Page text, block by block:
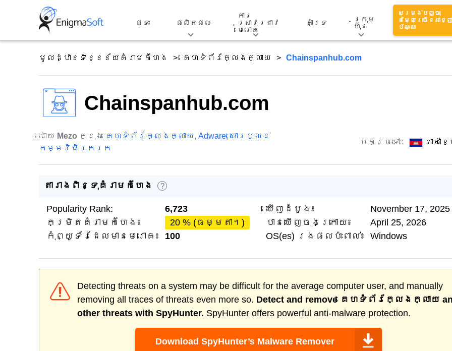
ផ្ទះ ផលិតផល
ការ
ស្រាវជ្រាវ
មេរោគ
គាំទ្រ
ក្រុម
ហ៊ុន
សម្រង់បញ្ចុះ
តម្លៃច្រើនអាជ្ញា
ប័ណ្ណ
មូលដ្ឋានទិន្នន័យគំរាមកំហែង គេហទំព័រក្លែងក្លាយ Chainspanhub.com
Chainspanhub.com
ដោយ Mezo ក្នុង គេហទំព័រក្លែងក្លាយ, Adware, ចោរប្លន់
កម្មវិធីរុករក
បកប្រែទៅ៖ ភាសាខ្
តារាងពិន្ទុគំរាមកំហែង ?
Popularity Rank:
6,723
កម្រិតគំរាមកំហែង៖
20 % (ធម្មតា។)
កុំព្យូទ័រដែលមានមេរោគ៖
100
ឃើញដំបូង៖
November 17, 2025
បានឃើញចុងក្រោយ៖
April 25, 2026
OS(es) រងផលប៉ះពាល់៖
Windows
Detecting threats on a system may be difficult for the average computer user, and manually
removing all traces of threats even more so. Detect and remove គេហទំព័រក្លែងក្លាយ
other threats with SpyHunter. SpyHunter offers powerful anti-malware protection.
Download SpyHunter’s Malware Remover